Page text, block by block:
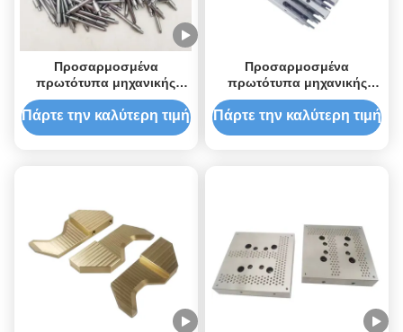
Προσαρμοσμένα
πρωτότυπα μηχανικής
CNC Μέρος μετάλλου CNC
Ατσάλινη μηχανική CNC
Πάρτε την καλύτερη τιμή
Προσαρμοσμένα
πρωτότυπα μηχανικής
CNC Μέρος μετάλλου CNC
Ατσάλινη μηχανική CNC
Πάρτε την καλύτερη τιμή